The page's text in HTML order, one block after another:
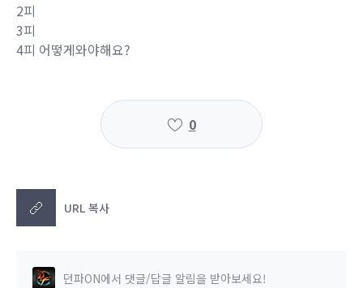
2피
3피
4피 어떻게와야해요?
0
URL 복사
던파ON에서 댓글/답글 알림을 받아보세요!